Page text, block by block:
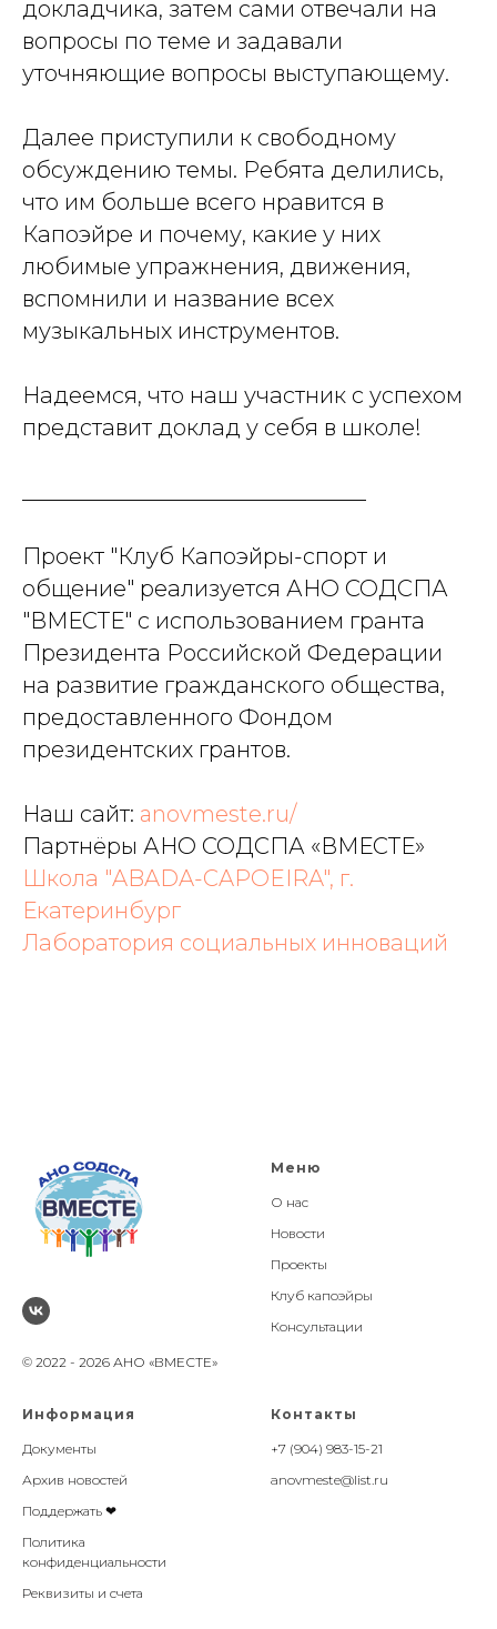
докладчика, затем сами отвечали на
вопросы по теме и задавали
уточняющие вопросы выступающему.
Далее приступили к свободному
обсуждению темы. Ребята делились,
что им больше всего нравится в
Капоэйре и почему, какие у них
любимые упражнения, движения,
вспомнили и название всех
музыкальных инструментов.
Надеемся, что наш участник с успехом
представит доклад у себя в школе!
Проект "Клуб Капоэйры-спорт и
общение" реализуется АНО СОДСПА
"ВМЕСТЕ" с использованием гранта
Президента Российской Федерации
на развитие гражданского общества,
предоставленного Фондом
президентских грантов.
Наш сайт: anovmeste.ru/
Партнёры АНО СОДСПА «ВМЕСТЕ»
Школа "ABADA-CAPOEIRA", г.
Екатеринбург
Лаборатория социальных инноваций
© 2022 - 2026 АНО «ВМЕСТЕ»
Меню
О нас
Новости
Проекты
Клуб капоэйры
Консультации
Информация
Документы
Архив новостей
Поддержать ❤
Политика
конфиденциальности
Реквизиты и счета
Контакты
+7 (904) 983-15-21
anovmeste@list.ru